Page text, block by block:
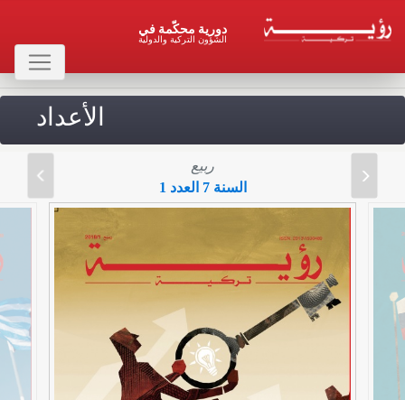
دورية محكّمة في
الشؤون التركية والدولية
الأعداد
ربيع
السنة 7 العدد 1